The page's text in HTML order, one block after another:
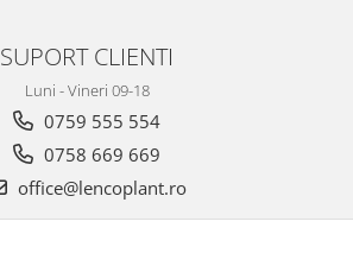
SUPORT CLIENTI
Luni - Vineri 09-18
0759 555 554
0758 669 669
office@lencoplant.ro